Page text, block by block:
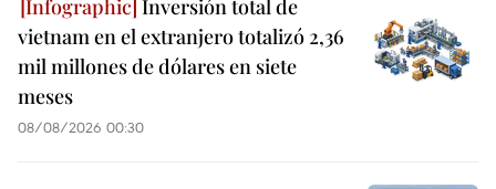
Inversión total de
vietnam en el extranjero totalizó 2,36
mil millones de dólares en siete
meses
08/08/2026 00:30